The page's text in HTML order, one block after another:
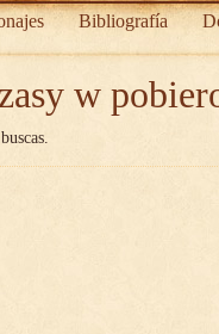
Bibliografía
w